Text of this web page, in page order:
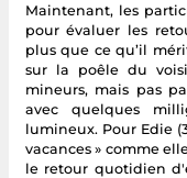
Maintenant, les
pour évaluer les
plus que ce qu’il
sur la poêle du
mineurs, mais pas
avec quelques
lumineux. Pour Edie
vacances » comme
le retour quotidien